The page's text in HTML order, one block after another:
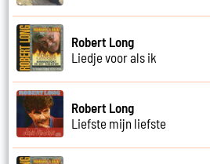
Robert Long
Liedje voor als ik
Robert Long
Liefste mijn liefste